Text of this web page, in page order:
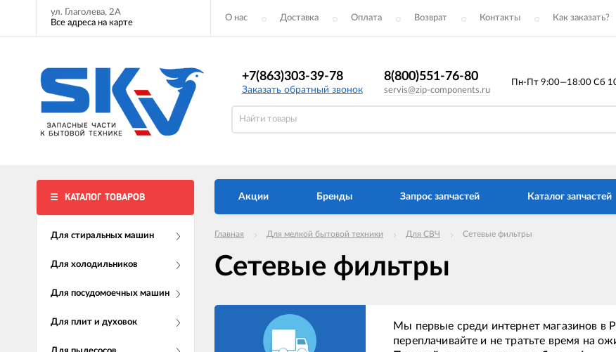
ул. Глаголева, 2А
Все адреса на карте
О нас Доставка Оплата Возврат Контакты Как заказать?
+7(863)303-39-78
Заказать обратный звонок
8(800)551-76-80
servis@zip-components.ru
Пн-Пт 9:00—18:00 Сб
КАТАЛОГ ТОВАРОВ
Для стиральных машин
Для холодильников
Для посудомоечных машин
Для плит и духовок
Акции Бренды Запрос запчастей Каталог запчастей
Главная Для мелкой бытовой техники Для СВЧ Сетевые фильтры
Сетевые фильтры
Мы первые среди интернет магазинов в
переплачивайте и не тратьте время на